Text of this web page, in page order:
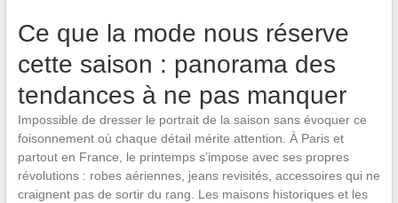
Ce que la mode nous réserve
cette saison : panorama des
tendances à ne pas manquer
Impossible de dresser le portrait de la saison sans évoquer ce
foisonnement où chaque détail mérite attention. À Paris et
partout en France, le printemps s’impose avec ses propres
révolutions : robes aériennes, jeans revisités, accessoires qui ne
craignent pas de sortir du rang. Les maisons historiques et les